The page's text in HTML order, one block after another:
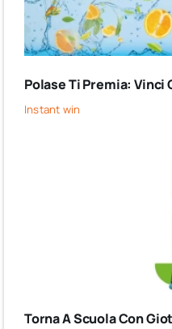
Polase Ti Premia: Vinci
Instant win
Torna A Scuola Con